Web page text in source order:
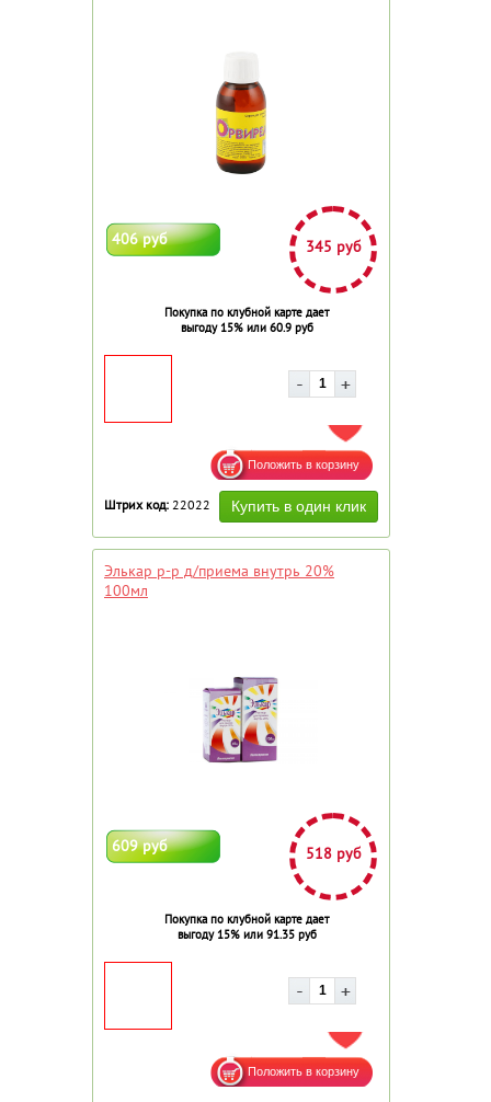
406 руб 345 руб
Покупка по клубной карте дает
выгоду 15% или 60.9 руб
ДОБАВИТЬ В ИЗБРАННОЕ
Штрих код: 22022
Элькар р-р д/приема внутрь 20%
100мл
609 руб 518 руб
Покупка по клубной карте дает
выгоду 15% или 91.35 руб
ДОБАВИТЬ В ИЗБРАННОЕ